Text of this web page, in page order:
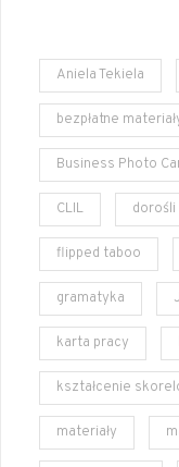
Aniela Tekiela
bezpłatne
Business Photo
CLIL dorośli
flipped taboo
gramatyka
karta pracy
kształcenie
materiały